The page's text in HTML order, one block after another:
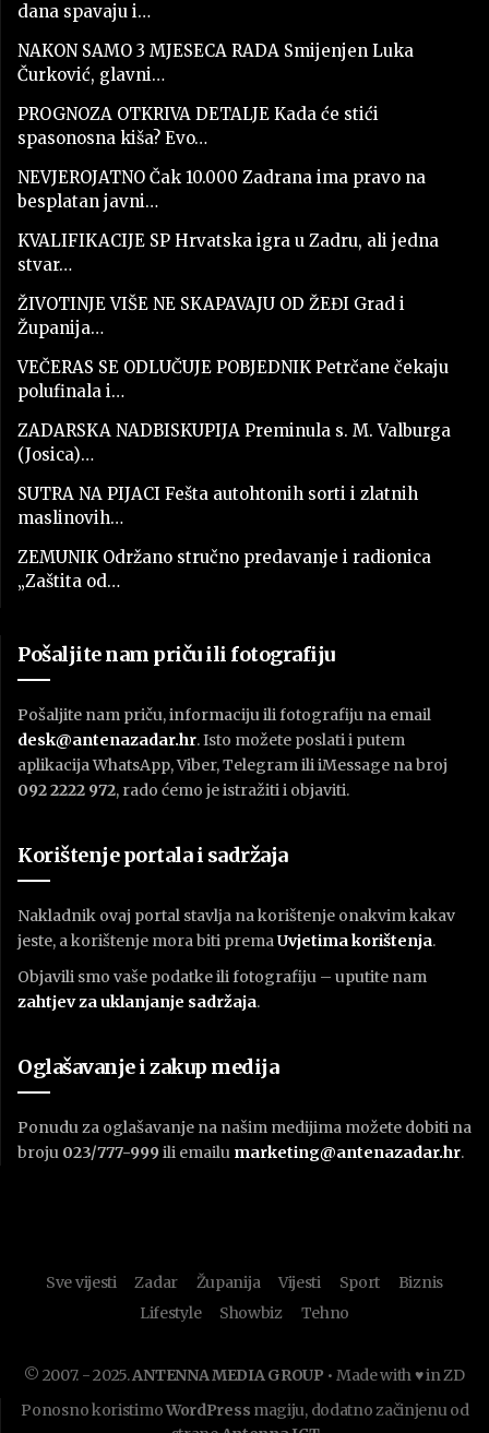
dana spavaju i…
NAKON SAMO 3 MJESECA RADA Smijenjen Luka
Čurković, glavni…
PROGNOZA OTKRIVA DETALJE Kada će stići
spasonosna kiša? Evo…
NEVJEROJATNO Čak 10.000 Zadrana ima pravo na
besplatan javni…
KVALIFIKACIJE SP Hrvatska igra u Zadru, ali jedna
stvar…
ŽIVOTINJE VIŠE NE SKAPAVAJU OD ŽEĐI Grad i
Županija…
VEČERAS SE ODLUČUJE POBJEDNIK Petrčane čekaju
polufinala i…
ZADARSKA NADBISKUPIJA Preminula s. M. Valburga
(Josica)…
SUTRA NA PIJACI Fešta autohtonih sorti i zlatnih
maslinovih…
ZEMUNIK Održano stručno predavanje i radionica
„Zaštita od…
Pošaljite nam priču ili fotografiju
Pošaljite nam priču, informaciju ili fotografiju na email
desk@antenazadar.hr. Isto možete poslati i putem
aplikacija WhatsApp, Viber, Telegram ili iMessage na broj
092 2222 972, rado ćemo je istražiti i objaviti.
Korištenje portala i sadržaja
Nakladnik ovaj portal stavlja na korištenje onakvim kakav
jeste, a korištenje mora biti premaUvjetima korištenja.
Objavili smo vaše podatke ili fotografiju – uputite nam
zahtjev za uklanjanje sadržaja.
Oglašavanje i zakup medija
Ponudu za oglašavanje na našim medijima možete dobiti na
broju 023/777-999 ili emailu marketing@antenazadar.hr.
Sve vijesti Zadar Županija Vijesti Sport
Biznis
Lifestyle
Showbiz Tehno
© 2007. - 2025.ANTENNA MEDIA GROUP • Made with ♥ in ZD
Ponosno koristimoWordPress magiju, dodatno začinjenu od